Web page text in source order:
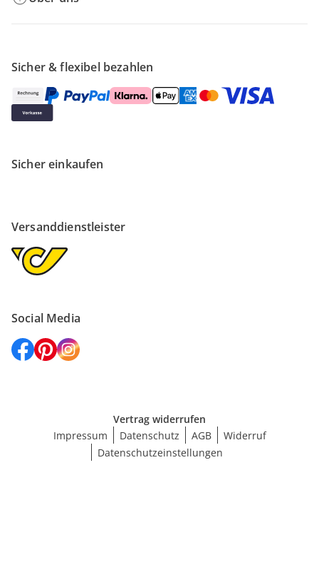
Sicher & flexibel bezahlen
Sicher einkaufen
Versanddienstleister
Social Media
Vertrag widerrufen
Impressum
Datenschutz AGB
Widerruf
Datenschutzeinstellungen